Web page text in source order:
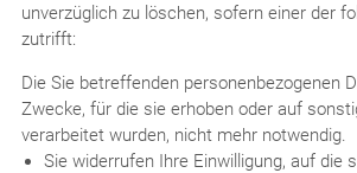
unverzüglich zu löschen, sofern einer der
zutrifft:
Die Sie betreffenden personenbezogenen
Zwecke, für die sie erhoben oder auf
verarbeitet wurden, nicht mehr notwendig.
Sie widerrufen Ihre Einwilligung, auf die